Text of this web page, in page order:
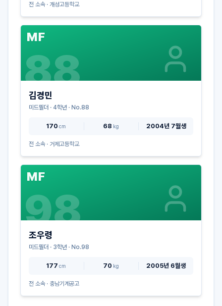
전 소속 · 개성고등학교
MF
88
김경민
미드필더 · 4학년 · No.88
170 cm 68 kg 2004년 7월생
전 소속 · 거제고등학교
MF
98
조우령
미드필더 · 3학년 · No.98
177 cm 70 kg 2005년 6월생
전 소속 · 충남기계공고